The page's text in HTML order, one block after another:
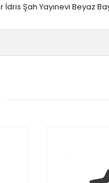
Yayınevi Beyaz